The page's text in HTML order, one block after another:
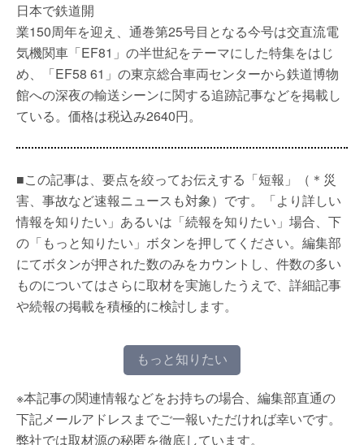
日本で鉄道開
業150周年を迎え、通巻第25号目となる今号は交直流電
気機関車「EF81」の半世紀をテーマにした特集をはじ
め、「EF58 61」の東京総合車両センターから鉄道博物
館への深夜の輸送シーンに関する追跡記事などを掲載し
ている。価格は税込み2640円。
■この記事は、要点を絞ってお伝えする「短報」（＊災
害、事故など速報ニュースも対象）です。「より詳しい
情報を知りたい」あるいは「続報を知りたい」場合、下
の「もっと知りたい」ボタンを押してください。編集部
にてボタンが押された数のみをカウントし、件数の多い
ものについてはさらに取材を実施したうえで、詳細記事
や続報の掲載を積極的に検討します。
もっと知りたい
※本記事の関連情報などをお持ちの場合、編集部直通の
下記メールアドレスまでご一報いただければ幸いです。
弊社では取材源の秘匿を徹底しています。